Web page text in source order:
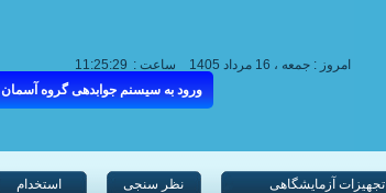
امروز : جمعه ، 16 مرداد 1405
ساعت :
ورود به سیسنم جوابدهی گروه آسمان
تجهیزات آزمایشگاهی نظر سنجی استخدام